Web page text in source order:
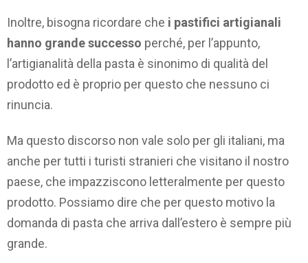
Inoltre, bisogna ricordare che i pastifici artigianali
hanno grande successo perché, per l’appunto,
l’artigianalità della pasta è sinonimo di qualità del
prodotto ed è proprio per questo che nessuno ci
rinuncia.
Ma questo discorso non vale solo per gli italiani, ma
anche per tutti i turisti stranieri che visitano il nostro
paese, che impazziscono letteralmente per questo
prodotto. Possiamo dire che per questo motivo la
domanda di pasta che arriva dall’estero è sempre più
grande.